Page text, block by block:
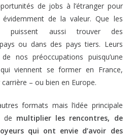
de jobs à l’étranger pour
de la valeur. Que les
puissent aussi trouver des
ou dans des pays tiers. Leurs
nos préoccupations puisqu’une
viennent se former en France,
– ou bien en Europe.
formats mais l’idée principale
de multiplier les rencontres, de
qui ont envie d’avoir des